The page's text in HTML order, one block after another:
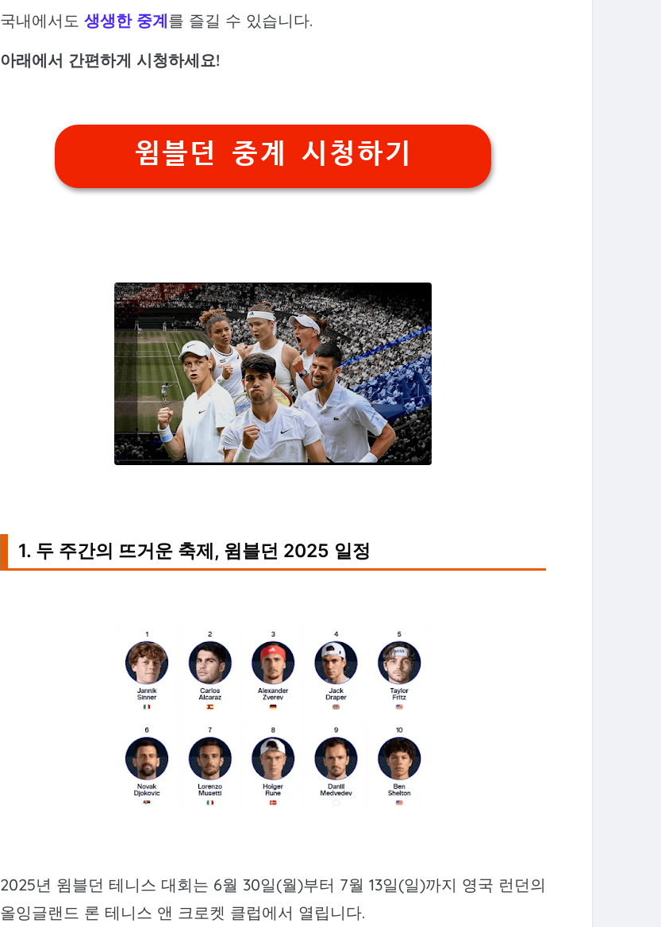
국내에서도 생생한 중계를 즐길 수 있습니다.
아래에서 간편하게 시청하세요!
윔블던 중계 시청하기
1. 두 주간의 뜨거운 축제, 윔블던 2025 일정
2025년 윔블던 테니스 대회는 6월 30일(월)부터 7월 13일(일)까지 영국 런던의
올잉글랜드 론 테니스 앤 크로켓 클럽에서 열립니다.